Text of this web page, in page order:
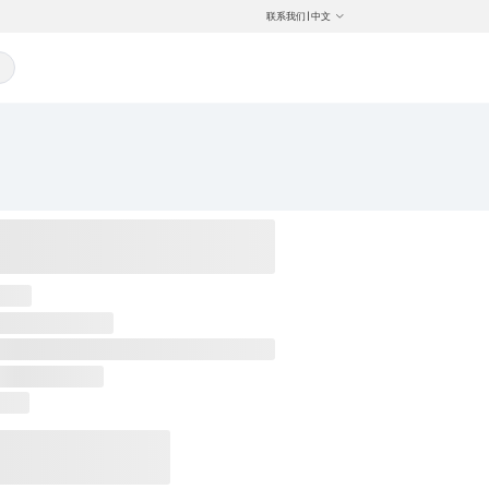
联系我们 |中文